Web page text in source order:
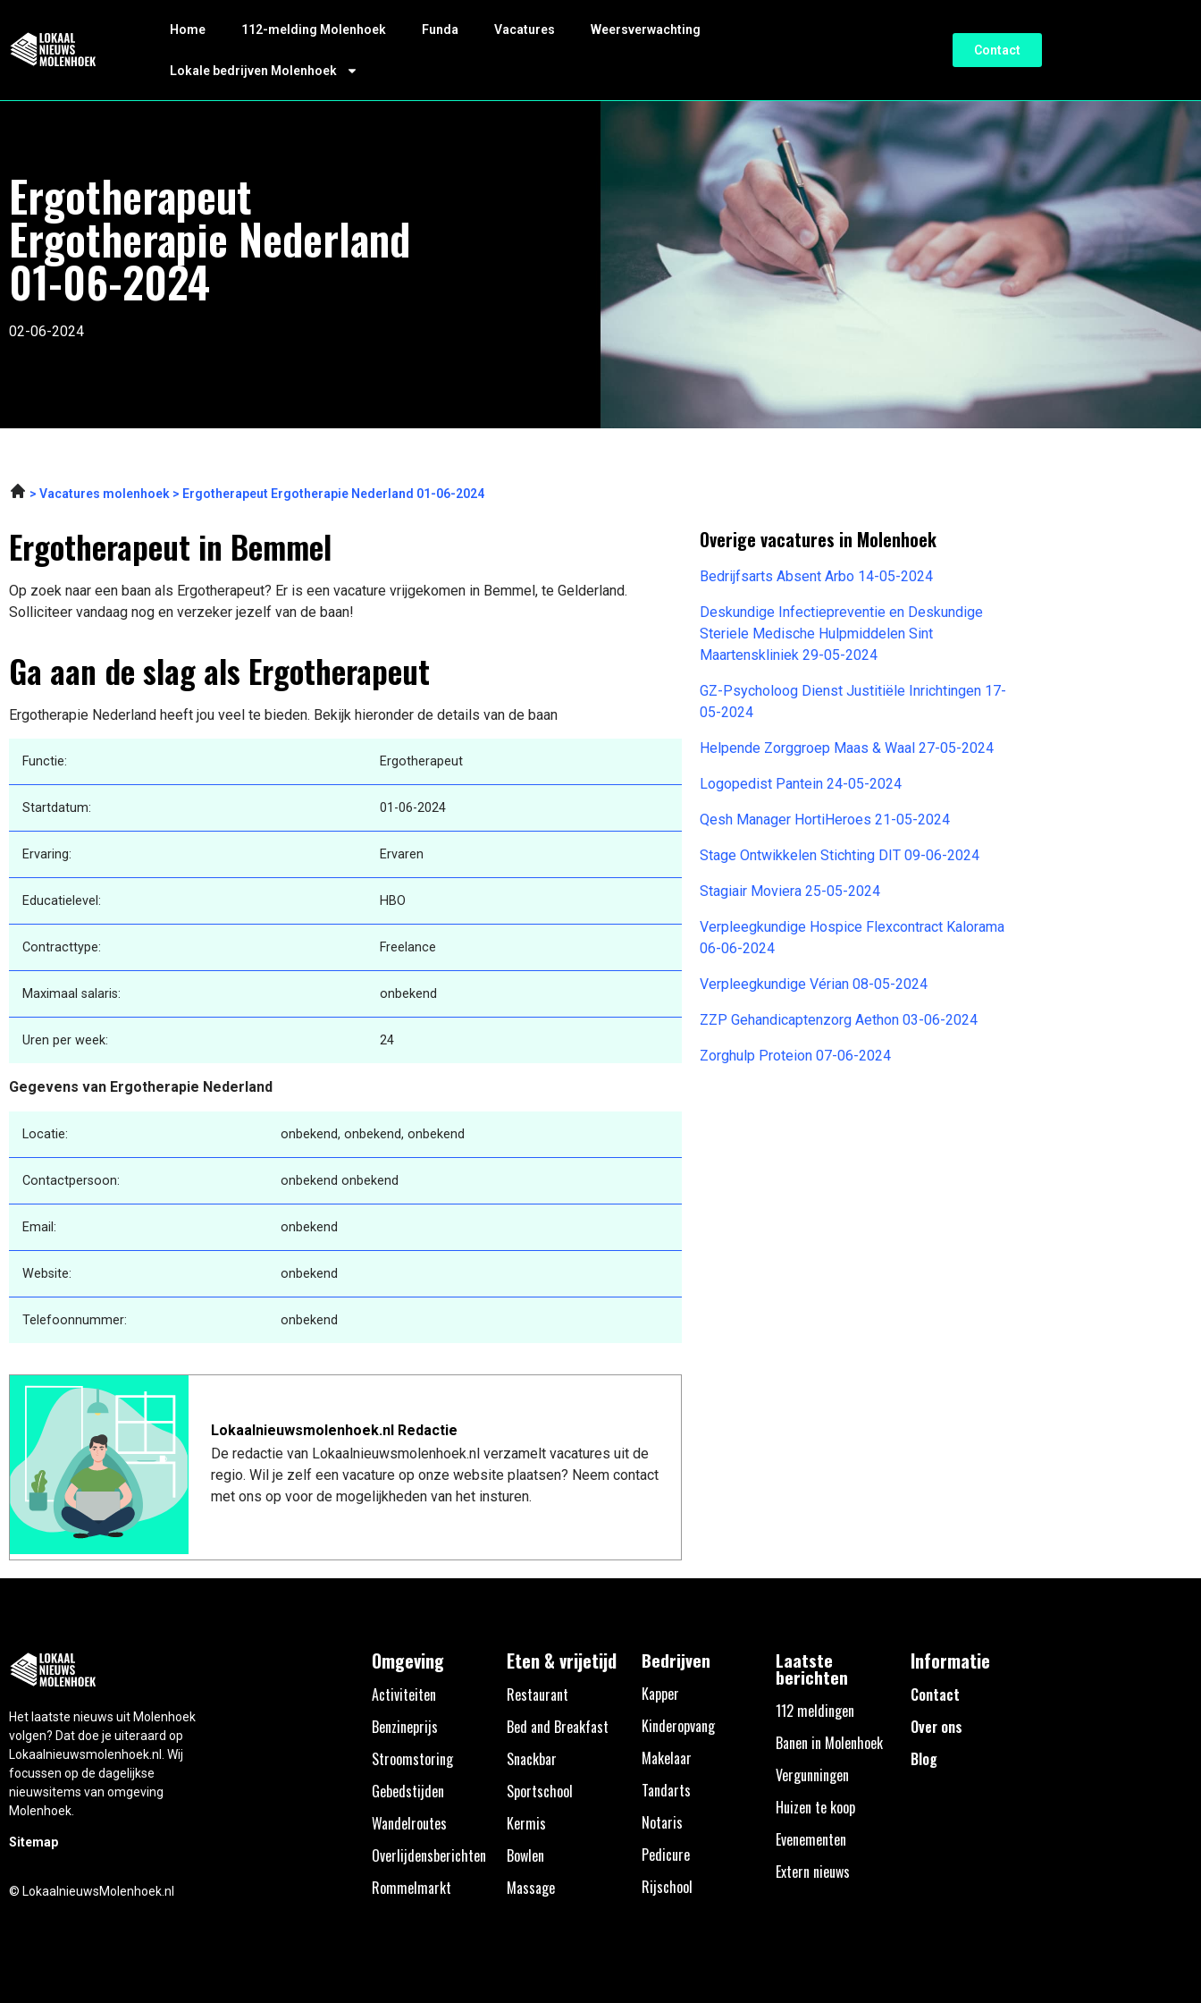
Home 112-melding Molenhoek Funda Vacatures Weersverwachting
Lokale bedrijven Molenhoek
Contact
Ergotherapeut
Ergotherapie Nederland
01-06-2024
02-06-2024
Vacatures molenhoek Ergotherapeut Ergotherapie Nederland 01-06-2024
Ergotherapeut in Bemmel
Op zoek naar een baan als Ergotherapeut? Er is een vacature vrijgekomen in Bemmel, te Gelderland.
Solliciteer vandaag nog en verzeker jezelf van de baan!
Ga aan de slag als Ergotherapeut
Ergotherapie Nederland heeft jou veel te bieden. Bekijk hieronder de details van de baan
Functie: Ergotherapeut
Startdatum: 01-06-2024
Ervaring: Ervaren
Educatielevel: HBO
Contracttype: Freelance
Maximaal salaris: onbekend
Uren per week: 24
Gegevens van Ergotherapie Nederland
Locatie: onbekend, onbekend, onbekend
Contactpersoon: onbekend onbekend
Email: onbekend
Website: onbekend
Telefoonnummer: onbekend
Lokaalnieuwsmolenhoek.nl Redactie
De redactie van Lokaalnieuwsmolenhoek.nl verzamelt vacatures uit de
regio. Wil je zelf een vacature op onze website plaatsen? Neem contact
met ons op voor de mogelijkheden van het insturen.
Overige vacatures in Molenhoek
Bedrijfsarts Absent Arbo 14-05-2024
Deskundige Infectiepreventie en Deskundige
Steriele Medische Hulpmiddelen Sint
Maartenskliniek 29-05-2024
GZ-Psycholoog Dienst Justitiële Inrichtingen 17-
05-2024
Helpende Zorggroep Maas & Waal 27-05-2024
Logopedist Pantein 24-05-2024
Qesh Manager HortiHeroes 21-05-2024
Stage Ontwikkelen Stichting DIT 09-06-2024
Stagiair Moviera 25-05-2024
Verpleegkundige Hospice Flexcontract Kalorama
06-06-2024
Verpleegkundige Vérian 08-05-2024
ZZP Gehandicaptenzorg Aethon 03-06-2024
Zorghulp Proteion 07-06-2024
Het laatste nieuws uit Molenhoek
volgen? Dat doe je uiteraard op
Lokaalnieuwsmolenhoek.nl. Wij
focussen op de dagelijkse
nieuwsitems van omgeving
Molenhoek.
Sitemap
© LokaalnieuwsMolenhoek.nl
Omgeving
Activiteiten
Benzineprijs
Stroomstoring
Gebedstijden
Wandelroutes
Overlijdensberichten
Rommelmarkt
Eten & vrijetijd
Restaurant
Bed and Breakfast
Snackbar
Sportschool
Kermis
Bowlen
Massage
Bedrijven
Kapper
Kinderopvang
Makelaar
Tandarts
Notaris
Pedicure
Rijschool
Laatste
berichten
112 meldingen
Banen in Molenhoek
Vergunningen
Huizen te koop
Evenementen
Extern nieuws
Informatie
Contact
Over ons
Blog